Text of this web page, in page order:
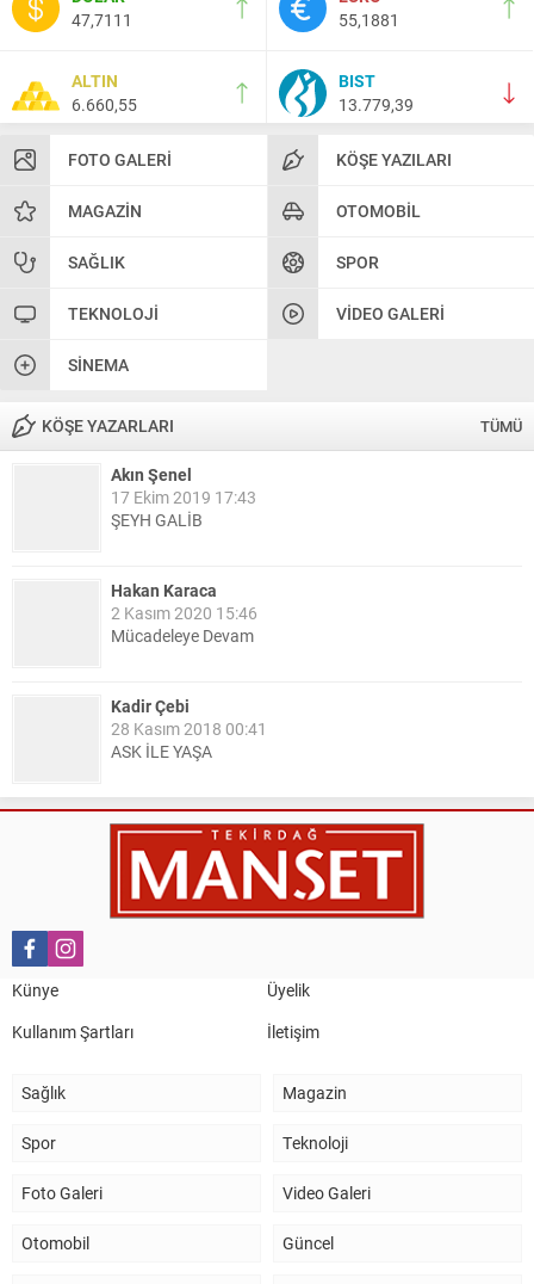
47,7111
55,1881
ALTIN
6.660,55
BIST
13.779,39
FOTO GALERI KÖŞE YAZILARI
MAGAZIN OTOMOBIL
SAĞLIK SPOR
TEKNOLOJI VIDEO GALERI
SINEMA
KÖŞE YAZARLARI TÜMÜ
Akın Şenel
17 Ekim 2019 17:43
ŞEYH GALİB
Hakan Karaca
2 Kasım 2020 15:46
Mücadeleye Devam
Kadir Çebi
28 Kasım 2018 00:41
ASK İLE YAŞA
Nail Kazanç
10 Mart 2023 21:36
HAYDİ TEKİRDAĞ MAÇA !!!!
TEKİRDAĞ İL EMNİYET MÜDÜRÜMÜZE HAYIRLI OLSUN
Künye
Üyelik
Kullanım Şartları
İletişim
Sağlık Magazin
Spor Teknoloji
Foto Galeri Video Galeri
Otomobil Güncel